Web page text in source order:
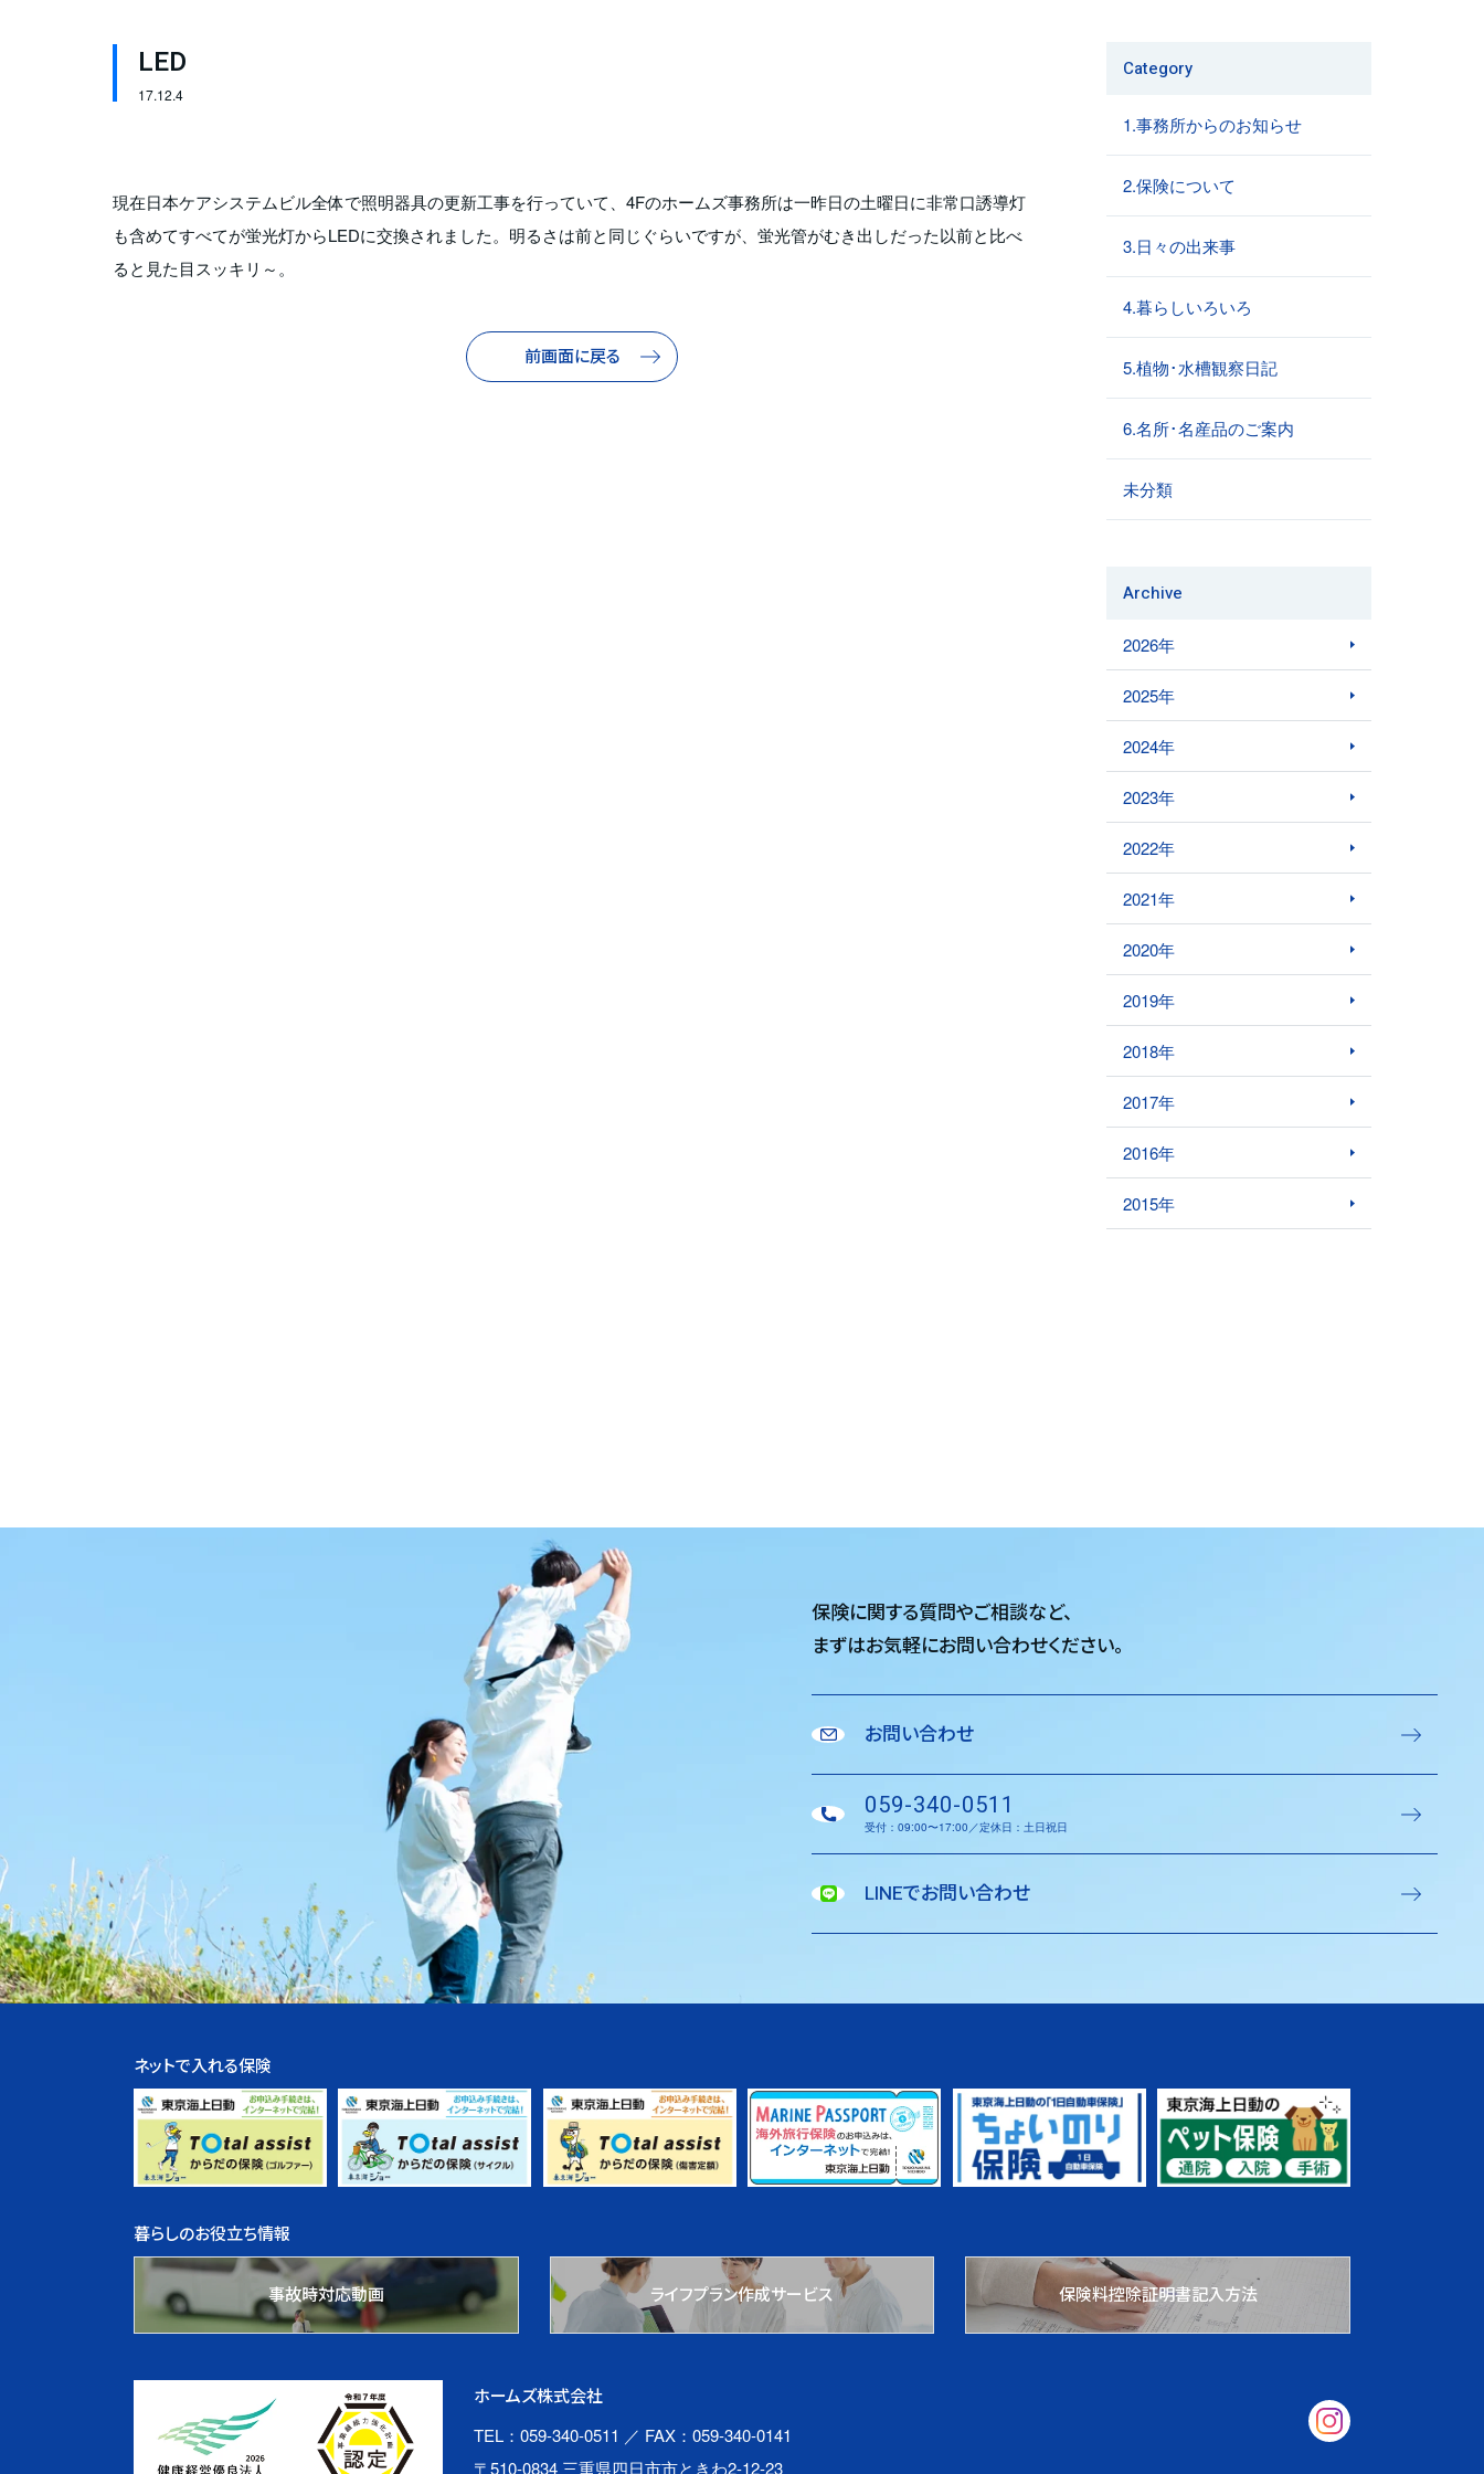
LED
17.12.4
現在日本ケアシステムビル全体で照明器具の更新工事を行っていて、4Fのホームズ事務所は一昨日の土曜日に非常口誘導灯
も含めてすべてが蛍光灯からLEDに交換されました。明るさは前と同じぐらいですが、蛍光管がむき出しだった以前と比べ
ると見た目スッキリ～。
前画面に戻る
Category
1.事務所からのお知らせ
2.保険について
3.日々の出来事
4.暮らしいろいろ
5.植物･水槽観察日記
6.名所･名産品のご案内
未分類
Archive
2026年
2025年
2024年
2023年
2022年
2021年
2020年
2019年
2018年
2017年
2016年
2015年
保険に関する質問やご相談など、
まずはお気軽にお問い合わせください。
お問い合わせ
059-340-0511
受付：09:00〜17:00／定休日：土日祝日
LINEでお問い合わせ
ネットで入れる保険
暮らしのお役立ち情報
事故時対応動画 ライフプラン作成サービス 保険料控除証明書記入方法
ホームズ株式会社
TEL：059-340-0511 ／ FAX：059-340-0141
〒510-0834 三重県四日市市ときわ2-12-23